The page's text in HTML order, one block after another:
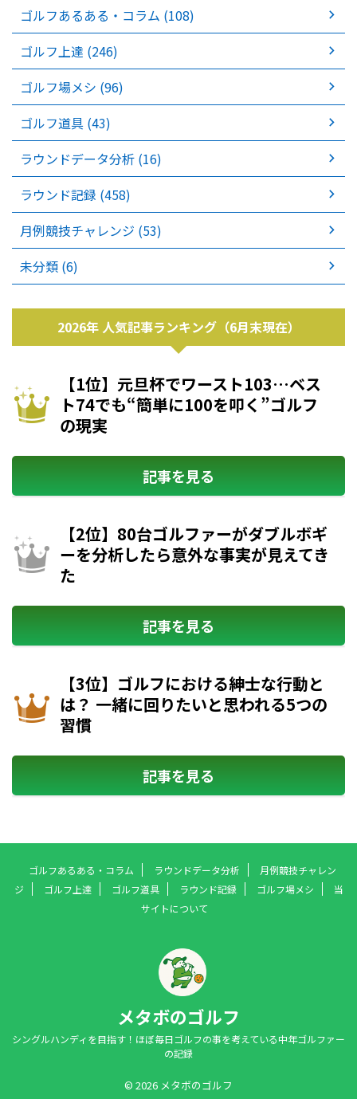
ゴルフあるある・コラム (108)
ゴルフ上達 (246)
ゴルフ場メシ (96)
ゴルフ道具 (43)
ラウンドデータ分析 (16)
ラウンド記録 (458)
月例競技チャレンジ (53)
未分類 (6)
2026年 人気記事ランキング（6月末現在）
【1位】元旦杯でワースト103…ベス
ト74でも“簡単に100を叩く”ゴルフ
の現実
記事を見る
【2位】80台ゴルファーがダブルボギ
ーを分析したら意外な事実が見えてき
た
記事を見る
【3位】ゴルフにおける紳士な行動と
は？ 一緒に回りたいと思われる5つの
習慣
記事を見る
ゴルフあるある・コラム ラウンドデータ分析
月例競技チャレン
ジ
ゴルフ上達 ゴルフ道具 ラウンド記録 ゴルフ場メシ
当
サイトについて
メタボのゴルフ
シングルハンディを目指す！ほぼ毎日ゴルフの事を考えている中年ゴルファー
の記録
© 2026 メタボのゴルフ